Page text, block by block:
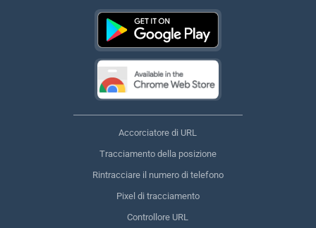
Accorciatore di URL
Tracciamento della posizione
Rintracciare il numero di telefono
Pixel di tracciamento
Controllore URL